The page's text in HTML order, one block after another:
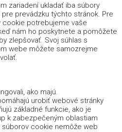
zariadení ukladať iba súbory
prevádzku týchto stránok. Pre
potrebujeme vaše
nám ho poskytnete a pomôžete
zlepšovať. Svoj súhlas s
webe môžete samozrejme
ako majú.
urobiť webové stránky
základné funkcie, ako je
k zabezpečeným oblastiam
cookie nemôže web